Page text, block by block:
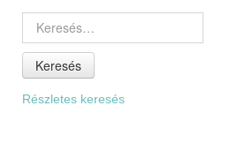
Keresés
Részletes keresés